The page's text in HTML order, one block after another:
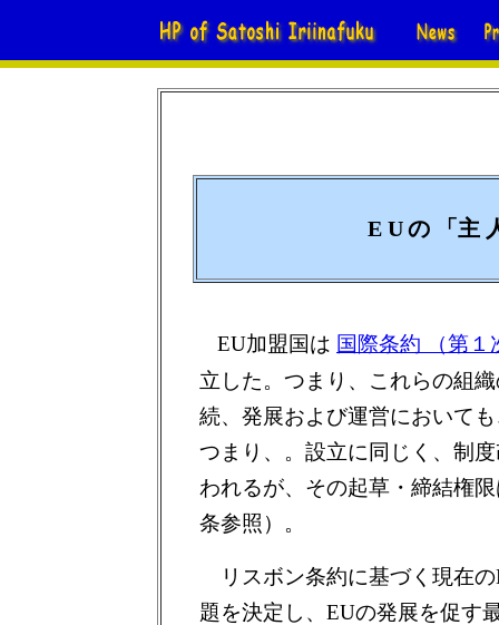
E U の 「主
EU加盟国は 国際条約 （第１
立した。つまり、これらの組
続、発展および運営において
つまり、。設立に同じく、制
われるが、その起草・締結権
条参照）。
リスボン条約に基づく現在
題を決定し、EUの発展を促す